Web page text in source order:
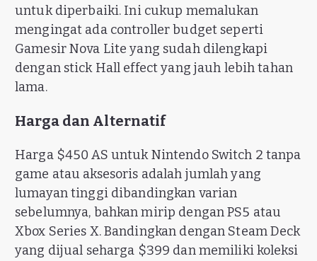
untuk diperbaiki. Ini cukup memalukan
mengingat ada controller budget seperti
Gamesir Nova Lite yang sudah dilengkapi
dengan stick Hall effect yang jauh lebih tahan
lama.
Harga dan Alternatif
Harga $450 AS untuk Nintendo Switch 2 tanpa
game atau aksesoris adalah jumlah yang
lumayan tinggi dibandingkan varian
sebelumnya, bahkan mirip dengan PS5 atau
Xbox Series X. Bandingkan dengan Steam Deck
yang dijual seharga $399 dan memiliki koleksi